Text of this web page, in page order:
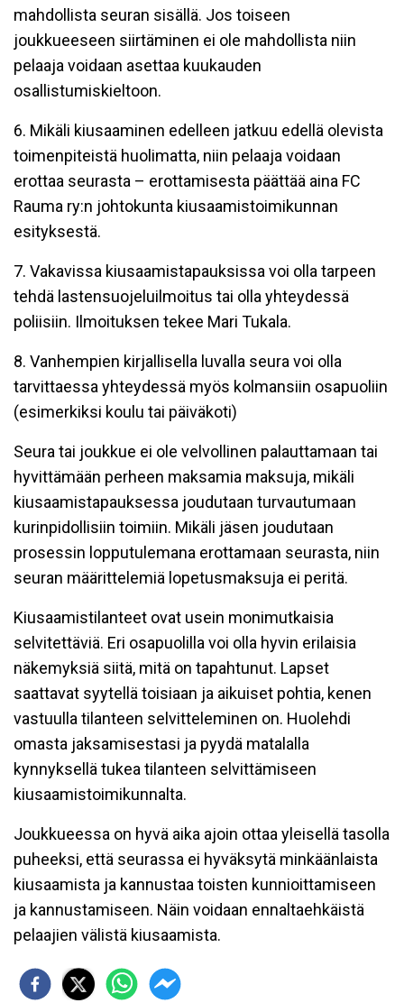
mahdollista seuran sisällä. Jos toiseen
joukkueeseen siirtäminen ei ole mahdollista niin
pelaaja voidaan asettaa kuukauden
osallistumiskieltoon.
6. Mikäli kiusaaminen edelleen jatkuu edellä olevista
toimenpiteistä huolimatta, niin pelaaja voidaan
erottaa seurasta – erottamisesta päättää aina FC
Rauma ry:n johtokunta kiusaamistoimikunnan
esityksestä.
7. Vakavissa kiusaamistapauksissa voi olla tarpeen
tehdä lastensuojeluilmoitus tai olla yhteydessä
poliisiin. Ilmoituksen tekee Mari Tukala.
8. Vanhempien kirjallisella luvalla seura voi olla
tarvittaessa yhteydessä myös kolmansiin osapuoliin
(esimerkiksi koulu tai päiväkoti)
Seura tai joukkue ei ole velvollinen palauttamaan tai
hyvittämään perheen maksamia maksuja, mikäli
kiusaamistapauksessa joudutaan turvautumaan
kurinpidollisiin toimiin. Mikäli jäsen joudutaan
prosessin lopputulemana erottamaan seurasta, niin
seuran määrittelemiä lopetusmaksuja ei peritä.
Kiusaamistilanteet ovat usein monimutkaisia
selvitettäviä. Eri osapuolilla voi olla hyvin erilaisia
näkemyksiä siitä, mitä on tapahtunut. Lapset
saattavat syytellä toisiaan ja aikuiset pohtia, kenen
vastuulla tilanteen selvitteleminen on. Huolehdi
omasta jaksamisestasi ja pyydä matalalla
kynnyksellä tukea tilanteen selvittämiseen
kiusaamistoimikunnalta.
Joukkueessa on hyvä aika ajoin ottaa yleisellä tasolla
puheeksi, että seurassa ei hyväksytä minkäänlaista
kiusaamista ja kannustaa toisten kunnioittamiseen
ja kannustamiseen. Näin voidaan ennaltaehkäistä
pelaajien välistä kiusaamista.